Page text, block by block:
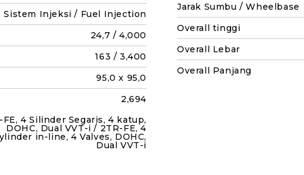
Sistem Injeksi / Fuel Injection
24,7 / 4,000
163 / 3,400
95,0 x 95,0
2,694
FE, 4 Silinder Segaris, 4 katup,
DOHC, Dual VVT-i / 2TR-FE, 4
in-line, 4 Valves, DOHC,
Dual VVT-i
Jarak Sumbu / Wheelbase
Overall tinggi
Overall Lebar
Overall Panjang